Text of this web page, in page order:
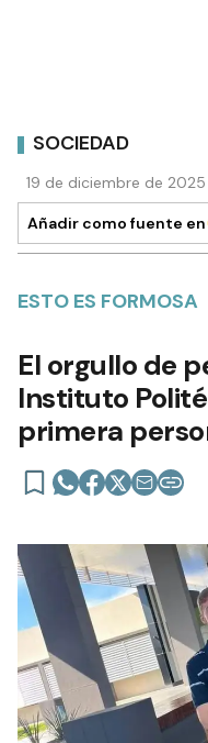
SOCIEDAD
19 de diciembre de
Añadir como fuente en
ESTO ES FORMOSA
El orgullo de
Instituto
primera